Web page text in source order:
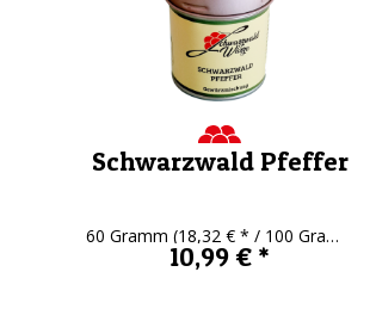
Schwarzwald Pfeffer
60 Gramm (18,32 € * / 100 Gramm)
10,99 € *